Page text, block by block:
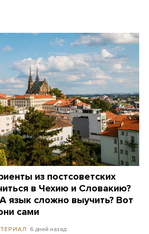
из постсоветских
в Чехию и Словакию?
язык сложно выучить? Вот
сами
6 дней назад